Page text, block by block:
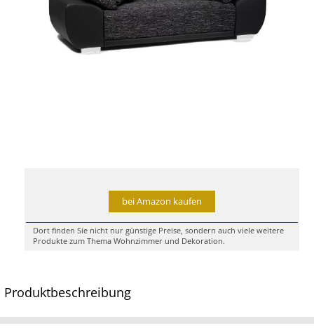
bei Amazon kaufen
Dort finden Sie nicht nur günstige Preise, sondern auch viele weitere
Produkte zum Thema Wohnzimmer und Dekoration.
Produktbeschreibung